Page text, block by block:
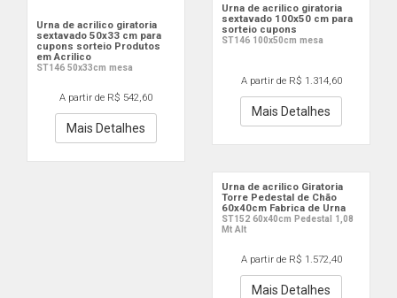
Urna de acrilico giratoria
sextavado 50x33 cm para
cupons sorteio Produtos
em Acrilico
ST146 50x33cm mesa
A partir de R$ 542,60
Mais Detalhes
Urna de acrilico giratoria
sextavado 100x50 cm para
sorteio cupons
ST146 100x50cm mesa
A partir de R$ 1.314,60
Mais Detalhes
Urna de acrilico Giratoria
Torre Pedestal de Chão
60x40cm Fabrica de Urna
ST152 60x40cm Pedestal 1,08
Mt Alt
A partir de R$ 1.572,40
Mais Detalhes